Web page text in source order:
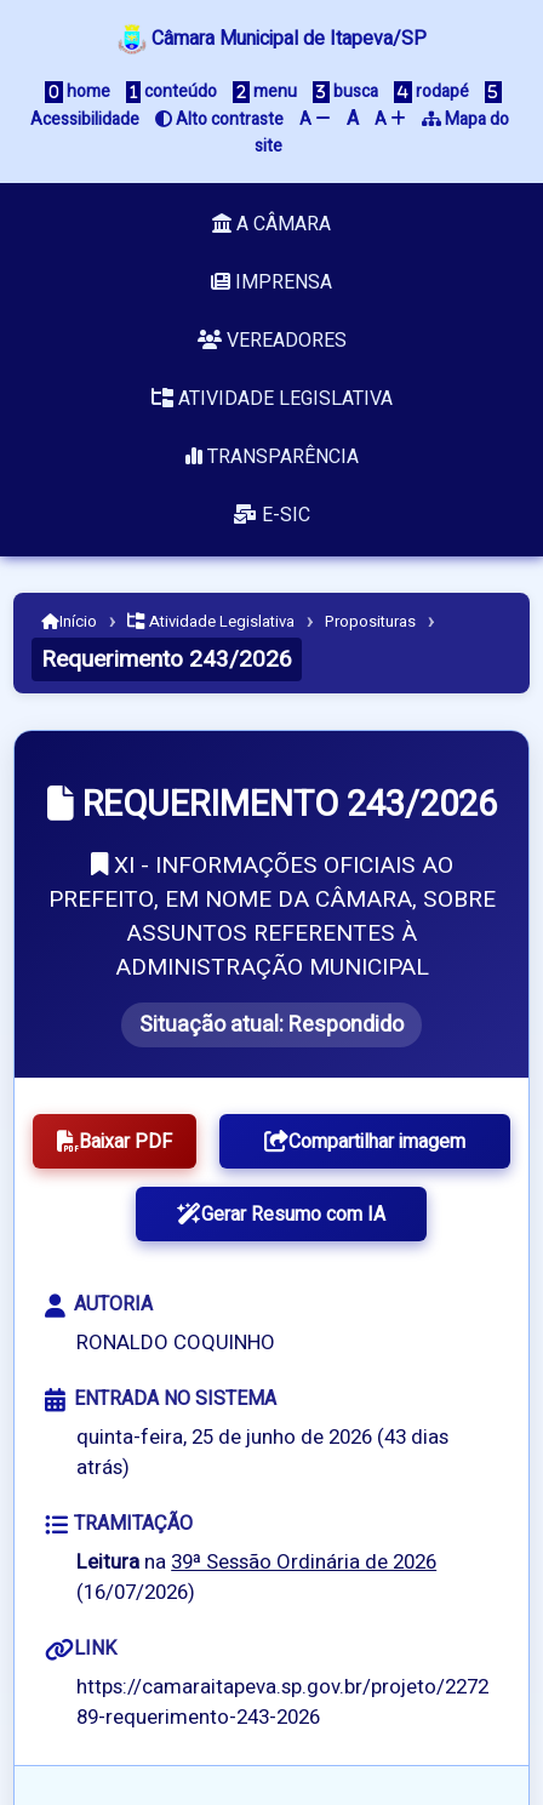
Câmara Municipal de Itapeva/SP
home conteúdo menu busca
rodapé
Acessibilidade
Alto contraste A A A
Mapa do
site
A CÂMARA
IMPRENSA
VEREADORES
ATIVIDADE LEGISLATIVA
TRANSPARÊNCIA
E-SIC
Início › Atividade Legislativa › Proposituras ›
Requerimento 243/2026
REQUERIMENTO 243/2026
XI - INFORMAÇÕES OFICIAIS AO
PREFEITO, EM NOME DA CÂMARA, SOBRE
ASSUNTOS REFERENTES À
ADMINISTRAÇÃO MUNICIPAL
Situação atual:Respondido
Baixar PDF Compartilhar imagem
Gerar Resumo com IA
AUTORIA
RONALDO COQUINHO
ENTRADA NO SISTEMA
quinta-feira, 25 de junho de 2026 (43 dias
atrás)
TRAMITAÇÃO
Leitura na39ª Sessão Ordinária de 2026
(16/07/2026)
LINK
https://camaraitapeva.sp.gov.br/projeto/2272
89-requerimento-243-2026